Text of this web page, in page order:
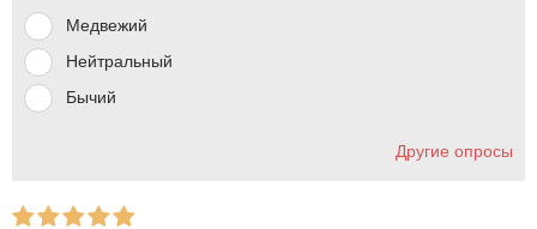
Медвежий
Нейтральный
Бычий
Другие опросы